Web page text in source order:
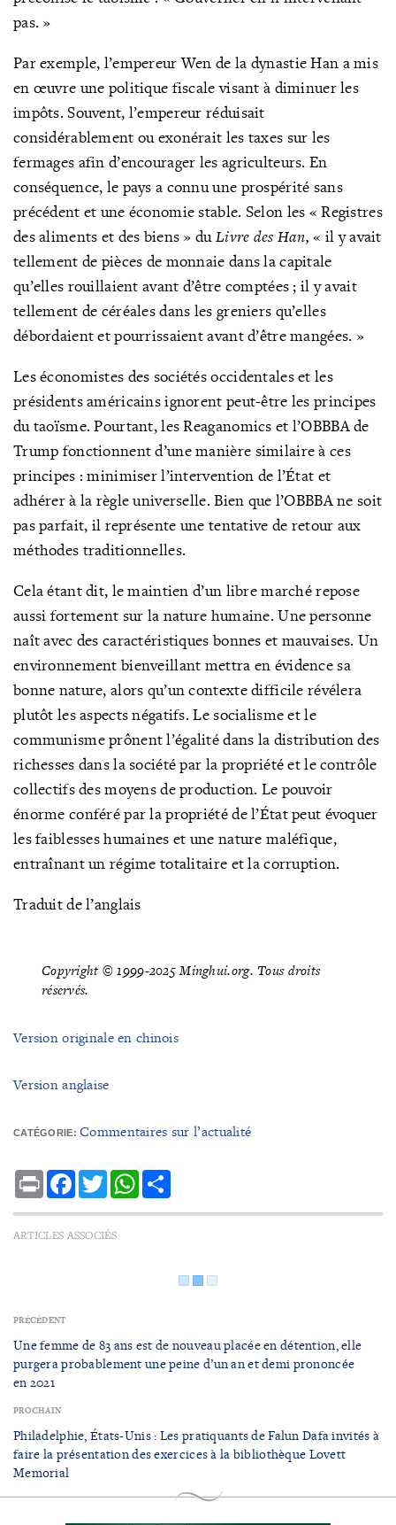
pas. »
Par exemple, l’empereur Wen de la dynastie Han a mis
en œuvre une politique fiscale visant à diminuer les
impôts. Souvent, l’empereur réduisait
considérablement ou exonérait les taxes sur les
fermages afin d’encourager les agriculteurs. En
conséquence, le pays a connu une prospérité sans
précédent et une économie stable. Selon les « Registres
des aliments et des biens » duLivre des Han,« il y avait
tellement de pièces de monnaie dans la capitale
qu’elles rouillaient avant d’être comptées ; il y avait
tellement de céréales dans les greniers qu’elles
débordaient et pourrissaient avant d’être mangées. »
Les économistes des sociétés occidentales et les
présidents américains ignorent peut-être les principes
du taoïsme. Pourtant, les Reaganomics et l’OBBBA de
Trump fonctionnent d’une manière similaire à ces
principes : minimiser l’intervention de l’État et
adhérer à la règle universelle. Bien que l’OBBBA ne soit
pas parfait, il représente une tentative de retour aux
méthodes traditionnelles.
Cela étant dit, le maintien d’un libre marché repose
aussi fortement sur la nature humaine. Une personne
naît avec des caractéristiques bonnes et mauvaises. Un
environnement bienveillant mettra en évidence sa
bonne nature, alors qu’un contexte difficile révélera
plutôt les aspects négatifs. Le socialisme et le
communisme prônent l’égalité dans la distribution des
richesses dans la société par la propriété et le contrôle
collectifs des moyens de production. Le pouvoir
énorme conféré par la propriété de l’État peut évoquer
les faiblesses humaines et une nature maléfique,
entraînant un régime totalitaire et la corruption.
Traduit de l’anglais
Copyright © 1999-2025 Minghui.org. Tous droits
réservés.
Version originale en chinois
Version anglaise
CATÉGORIE:Commentaires sur l’actualité
Print Facebook
TwitterWhatsApp
ARTICLES ASSOCIÉS
PRÉCÉDENT
Une femme de 83 ans est de nouveau placée en détention, elle
purgera probablement une peine d’un an et demi prononcée
en 2021
PROCHAIN
Philadelphie, États-Unis : Les pratiquants de Falun Dafa invités à
faire la présentation des exercices à la bibliothèque Lovett
Memorial